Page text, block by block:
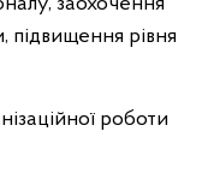
підвищення рівня
роботи